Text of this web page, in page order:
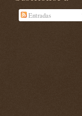
Entradas